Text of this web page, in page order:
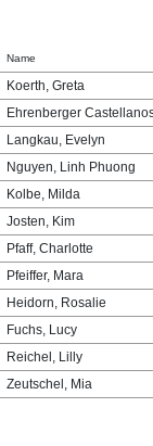
Name
Koerth, Greta
Ehrenberger
Langkau, Evelyn
Nguyen, Linh Phuong
Kolbe, Milda
Josten, Kim
Pfaff, Charlotte
Pfeiffer, Mara
Heidorn, Rosalie
Fuchs, Lucy
Reichel, Lilly
Zeutschel, Mia